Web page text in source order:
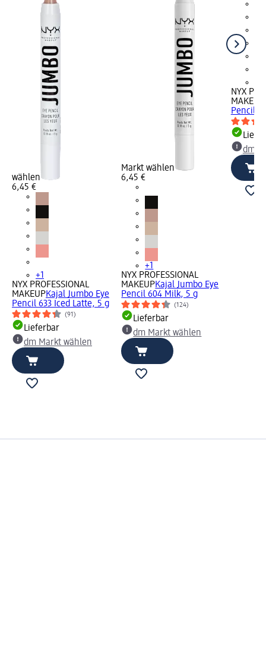
wählen
6,45 €
+1
NYX PROFESSIONAL
MAKEUPKajal Jumbo Eye
Pencil 633 Iced Latte, 5 g
(91)
Lieferbar
dm Markt wählen
Markt wählen
6,45 €
+1
NYX PROFESSIONAL
MAKEUPKajal Jumbo Eye
Pencil 604 Milk, 5 g
(124)
Lieferbar
dm Markt wählen
NYX
MAKEUP
Pencil
dm